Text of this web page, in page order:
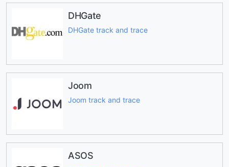
DHGate
DHGate track and trace
Joom
Joom track and trace
ASOS